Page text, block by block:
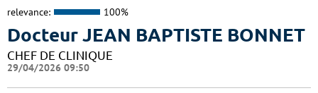
relevance: 100%
Docteur JEAN BAPTISTE BONNET
CHEF DE CLINIQUE
29/04/2026 09:50